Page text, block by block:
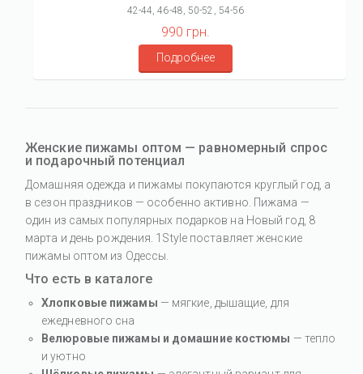
42-44, 46-48, 50-52, 54-56
990 грн.
Подробнее
Женские пижамы оптом — равномерный спрос
и подарочный потенциал
Домашняя одежда и пижамы покупаются круглый год, а
в сезон праздников — особенно активно. Пижама —
один из самых популярных подарков на Новый год, 8
марта и день рождения. 1Style поставляет женские
пижамы оптом из Одессы.
Что есть в каталоге
Хлопковые пижамы — мягкие, дышащие, для
ежедневного сна
Велюровые пижамы и домашние костюмы — тепло
и уютно